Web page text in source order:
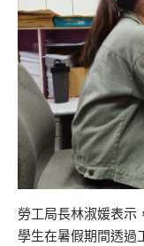
勞工局長林淑媛表示
學生在暑假期間透過